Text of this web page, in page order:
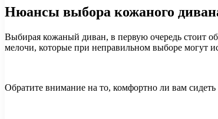
Нюансы выбора кожаного
Выбирая кожаный диван, в первую очередь стоит
мелочи, которые при неправильном выборе могут
Обратите внимание на то, комфортно ли вам